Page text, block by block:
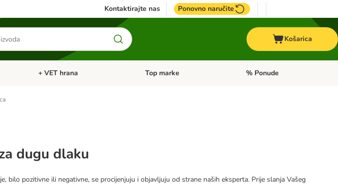
Kontaktirajte nas Ponovno naručite
Košarica
Male životinjePregled kategorija: Ptice
+ VET hrana Pregled kategorija: + VET hrana
Top marke Pregled kategorija: Top marke
% Ponude
dugu dlaku
bilo pozitivne ili negativne, se procijenjuju i objavljuju od strane naših eksperta. Prije slanja Vašeg